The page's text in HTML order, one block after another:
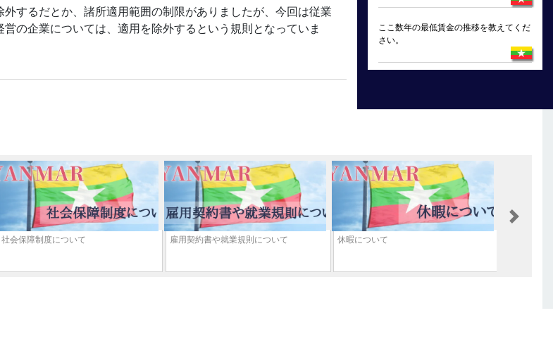
するだとか、諸所適用範囲の制限がありましたが、今回は従業
の企業については、適用を除外するという規則となっていま
ここ数年の最低賃金の推移を教えてくだ
さい。
社会保障制度について 雇用契約書や就業規則について 休暇について
Next